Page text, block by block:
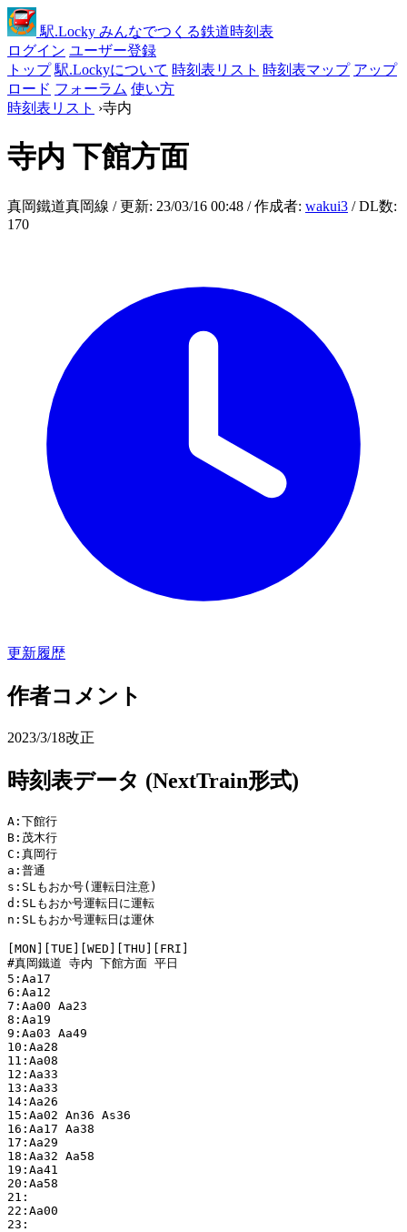
駅.Locky みんなでつくる鉄道時刻表
ログイン ユーザー登録
トップ 駅.Lockyについて 時刻表リスト 時刻表マップ アップ
ロード フォーラム 使い方
時刻表リスト ›寺内
寺内 下館方面
真岡鐵道真岡線 / 更新: 23/03/16 00:48 / 作成者: wakui3 / DL数:
170
更新履歴
作者コメント
2023/3/18改正
時刻表データ (NextTrain形式)
A:下館行
B:茂木行
C:真岡行
a:普通
s:SLもおか号(運転日注意)
d:SLもおか号運転日に運転
n:SLもおか号運転日は運休
[MON][TUE][WED][THU][FRI]
#真岡鐵道 寺内 下館方面 平日
5:Aa17
6:Aa12
7:Aa00 Aa23
8:Aa19
9:Aa03 Aa49
10:Aa28
11:Aa08
12:Aa33
13:Aa33
14:Aa26
15:Aa02 An36 As36
16:Aa17 Aa38
17:Aa29
18:Aa32 Aa58
19:Aa41
20:Aa58
21:
22:Aa00
23: